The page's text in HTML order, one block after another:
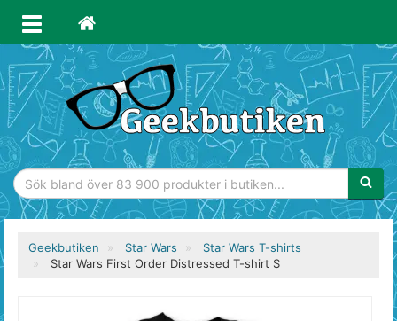
Geekbutiken Star Wars
Star Wars T-shirts
Star Wars First Order Distressed T-shirt S